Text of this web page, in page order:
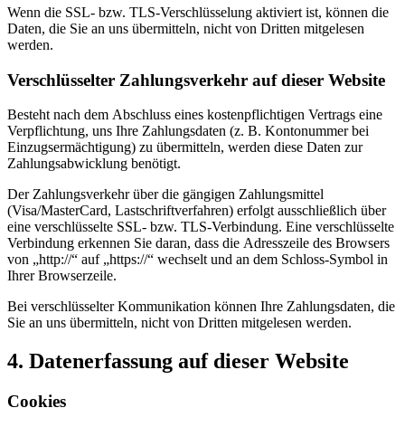
Wenn die SSL- bzw. TLS-Verschlüsselung aktiviert ist, können die
Daten, die Sie an uns übermitteln, nicht von Dritten mitgelesen
werden.
Verschlüsselter Zahlungsverkehr auf dieser Website
Besteht nach dem Abschluss eines kostenpflichtigen Vertrags eine
Verpflichtung, uns Ihre Zahlungsdaten (z. B. Kontonummer bei
Einzugsermächtigung) zu übermitteln, werden diese Daten zur
Zahlungsabwicklung benötigt.
Der Zahlungsverkehr über die gängigen Zahlungsmittel
(Visa/MasterCard, Lastschriftverfahren) erfolgt ausschließlich über
eine verschlüsselte SSL- bzw. TLS-Verbindung. Eine verschlüsselte
Verbindung erkennen Sie daran, dass die Adresszeile des Browsers
von „http://“ auf „https://“ wechselt und an dem Schloss-Symbol in
Ihrer Browserzeile.
Bei verschlüsselter Kommunikation können Ihre Zahlungsdaten, die
Sie an uns übermitteln, nicht von Dritten mitgelesen werden.
4. Datenerfassung auf dieser Website
Cookies